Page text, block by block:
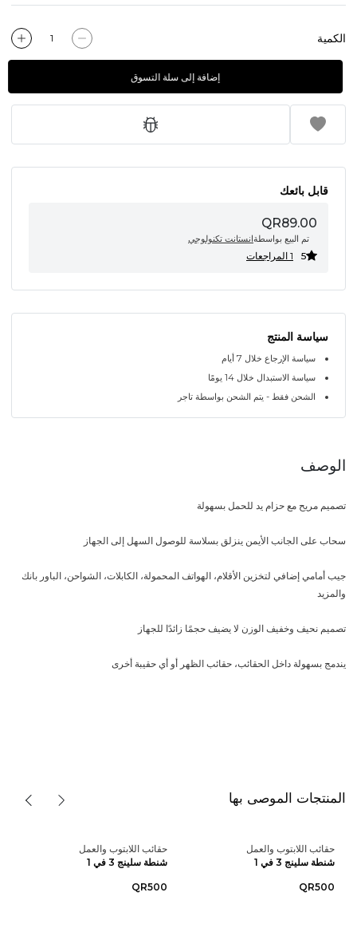
الكمية
إضافة إلى سلة التسوق
قابل بائعك
QR89.00
تم البيع بواسطةانستانت تكنولوجي
5 1 المراجعات
سياسة المنتج
سياسة الإرجاع خلال 7 أيام
سياسة الاستبدال خلال 14 يومًا
الشحن فقط - يتم الشحن بواسطة تاجر
الوصف
تصميم مريح مع حزام يد للحمل بسهولة
سحاب على الجانب الأيمن ينزلق بسلاسة للوصول السهل إلى الجهاز
جيب أمامي إضافي لتخزين الأقلام، الهواتف المحمولة، الكابلات، الشواحن، الباور بانك
والمزيد
تصميم نحيف وخفيف الوزن لا يضيف حجمًا زائدًا للجهاز
يندمج بسهولة داخل الحقائب، حقائب الظهر أو أي حقيبة أخرى
المنتجات الموصى بها
حقائب اللابتوب والعمل
شنطة سلينج 3 في 1
QR500
حقائب اللابتوب والعمل
شنطة سلينج 3 في 1
QR500